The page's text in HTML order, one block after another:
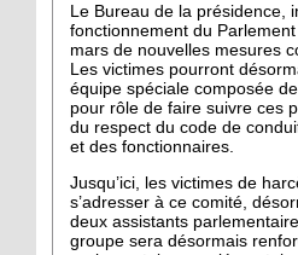
Le Bureau de la présidence,
fonctionnement du
mars de nouvelles mesures
Les victimes pourront
équipe spéciale composée
pour rôle de faire suivre ces
du respect du code de
et des fonctionnaires.
Jusqu’ici, les victimes de
s’adresser à ce comité,
deux assistants
groupe sera désormais